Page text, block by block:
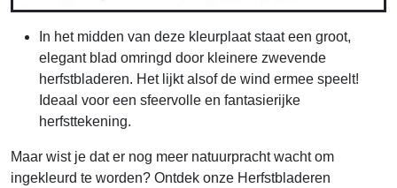
In het midden van deze kleurplaat staat een groot,
elegant blad omringd door kleinere zwevende
herfstbladeren. Het lijkt alsof de wind ermee speelt!
Ideaal voor een sfeervolle en fantasierijke
herfsttekening.
Maar wist je dat er nog meer natuurpracht wacht om
ingekleurd te worden? Ontdek onze Herfstbladeren